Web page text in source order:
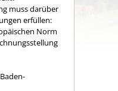
muss darüber
erfüllen:
Norm